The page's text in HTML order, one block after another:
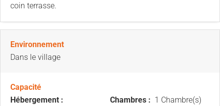
coin terrasse.
Environnement
Dans le village
Capacité
Hébergement :
Chambres : 1 Chambre(s)